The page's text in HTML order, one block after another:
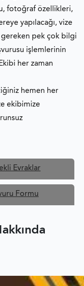
fotoğraf özellikleri,
yapılacağı, vize
pek çok bilgi
işlemlerinin
her zaman
hemen her
ekibimize
Evraklar
Formu